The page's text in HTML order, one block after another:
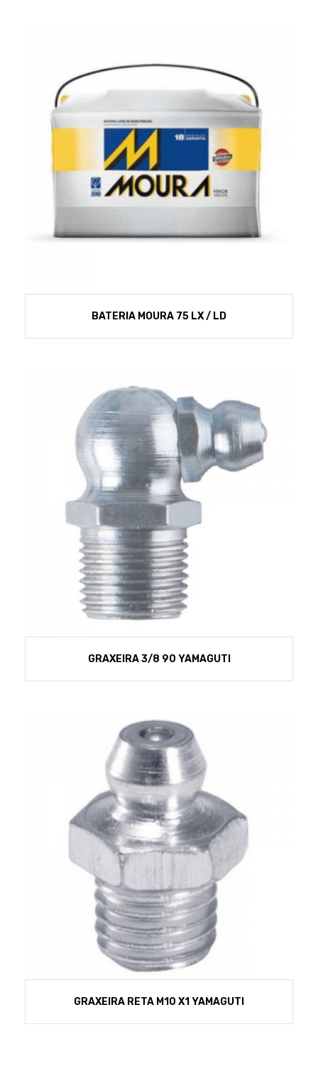
BATERIA MOURA 75 LX / LD
GRAXEIRA 3/8 90 YAMAGUTI
GRAXEIRA RETA M10 X1 YAMAGUTI